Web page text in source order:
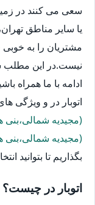
سعی می کنند در
یا سایر مناطق
مشتریان را به خوبی
نیست.در این مطلب
ادامه با ما همراه
اتوبار در و ویژگی
(مجیدیه
(مجیدیه
بگذاریم تا بتوانید
اتوبار در چیست؟